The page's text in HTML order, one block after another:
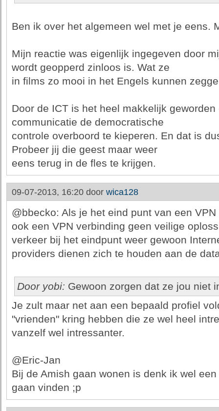
Ben ik over het algemeen wel met je eens.
Mijn reactie was eigenlijk ingegeven door
wordt geopperd zinloos is. Wat ze
in films zo mooi in het Engels kunnen
Door de ICT is het heel makkelijk
communicatie de democratische
controle overboord te kieperen. En dat is
Probeer jij die geest maar weer
eens terug in de fles te krijgen.
09-07-2013, 16:20 door wica128
@bbecko: Als je het eind punt van een
ook een VPN verbinding geen veilige
verkeer bij het eindpunt weer gewoon
providers dienen zich te houden aan de
Door yobi: Gewoon zorgen dat ze jou niet
Je zult maar net aan een bepaald profiel
"vrienden" kring hebben die ze wel heel
vanzelf wel intressanter.
@Eric-Jan
Bij de Amish gaan wonen is denk ik wel
gaan vinden ;p